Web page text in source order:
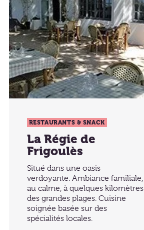
RESTAURANTS & SNACK
La Régie de
Frigoulès
Situé dans une oasis
verdoyante. Ambiance familiale,
au calme, à quelques kilomètres
des grandes plages. Cuisine
soignée basée sur des
spécialités locales.